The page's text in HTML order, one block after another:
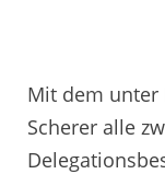
Mit dem unter
Scherer alle